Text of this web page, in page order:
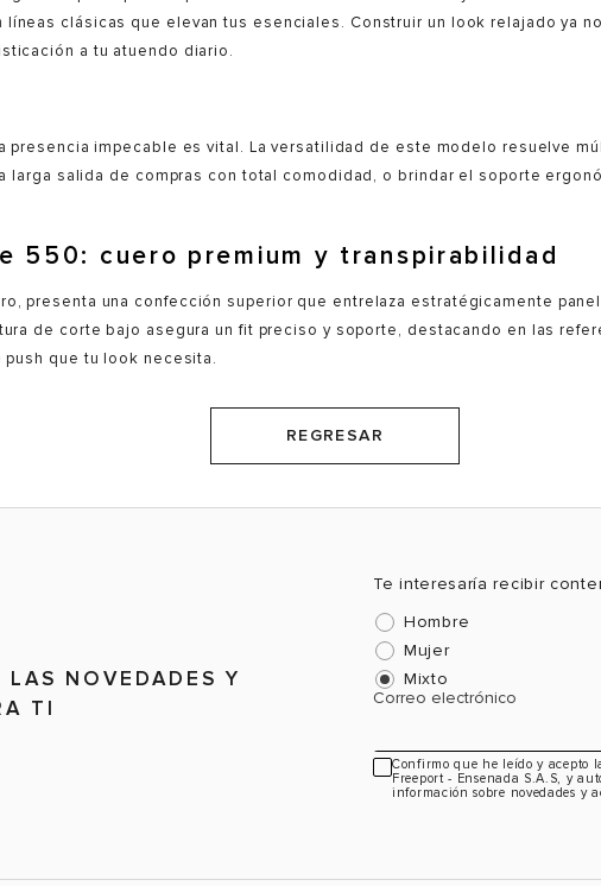
clásicas que elevan tus esenciales. Construir un look relajado ya
a tu atuendo diario.
impecable es vital. La versatilidad de este modelo resuelve
larga salida de compras con total comodidad, o brindar el soporte
550: cuero premium y transpirabilidad
presenta una confección superior que entrelaza estratégicamente
de corte bajo asegura un fit preciso y soporte, destacando en las
que tu look necesita.
REGRESAR
NOVEDADES Y
TI
Te interesaría recibir
Hombre
Mujer
Mixto
Correo electrónico
Confirmo que he leído y acepto
Freeport - Ensenada S.A.S, y
información sobre novedades y